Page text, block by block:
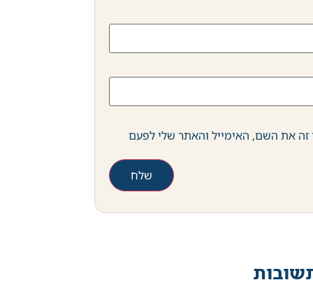
זה את השם, האימייל והאתר שלי לפעם